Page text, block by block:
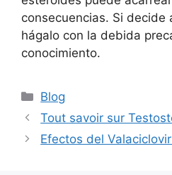
consecuencias. Si decide
hágalo con la debida
conocimiento.
Blog
Tout savoir sur
Efectos del